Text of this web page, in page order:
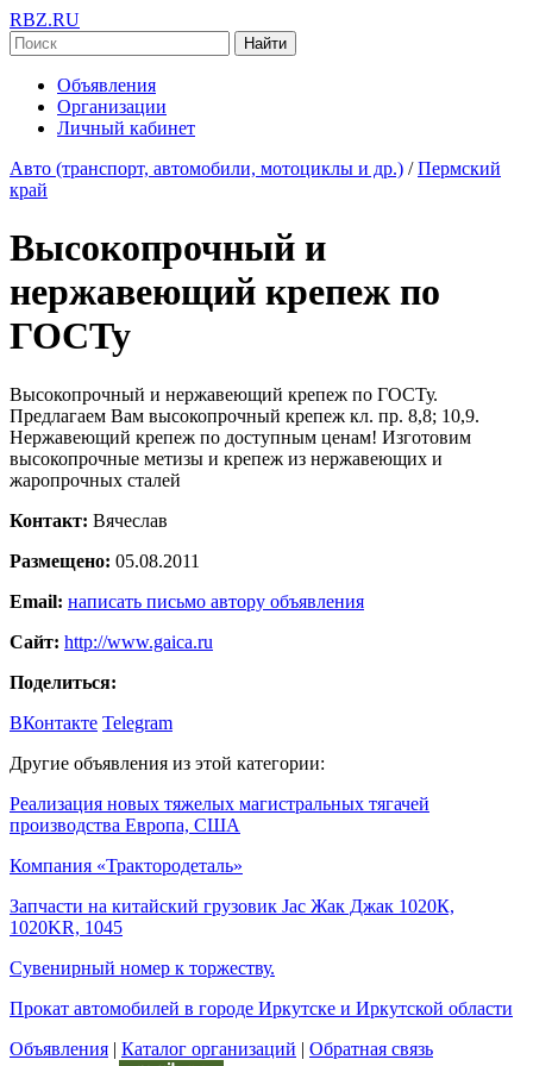
RBZ.RU
Найти
Объявления
Организации
Личный кабинет
Авто (транспорт, автомобили, мотоциклы и др.) / Пермский
край
Высокопрочный и
нержавеющий крепеж по
ГОСТу
Высокопрочный и нержавеющий крепеж по ГОСТу.
Предлагаем Вам высокопрочный крепеж кл. пр. 8,8; 10,9.
Нержавеющий крепеж по доступным ценам! Изготовим
высокопрочные метизы и крепеж из нержавеющих и
жаропрочных сталей
Контакт: Вячеслав
Размещено: 05.08.2011
Email: написать письмо автору объявления
Сайт: http://www.gaica.ru
Поделиться:
ВКонтакте Telegram
Другие объявления из этой категории:
Реализация новых тяжелых магистральных тягачей
производства Европа, США
Компания «Трактородеталь»
Запчасти на китайский грузовик Jac Жак Джак 1020К,
1020KR, 1045
Сувенирный номер к торжеству.
Прокат автомобилей в городе Иркутске и Иркутской области
Объявления | Каталог организаций | Обратная связь